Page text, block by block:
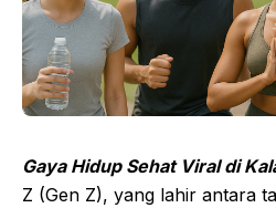
Gaya Hidup Sehat Viral di
Z (Gen Z), yang lahir antara